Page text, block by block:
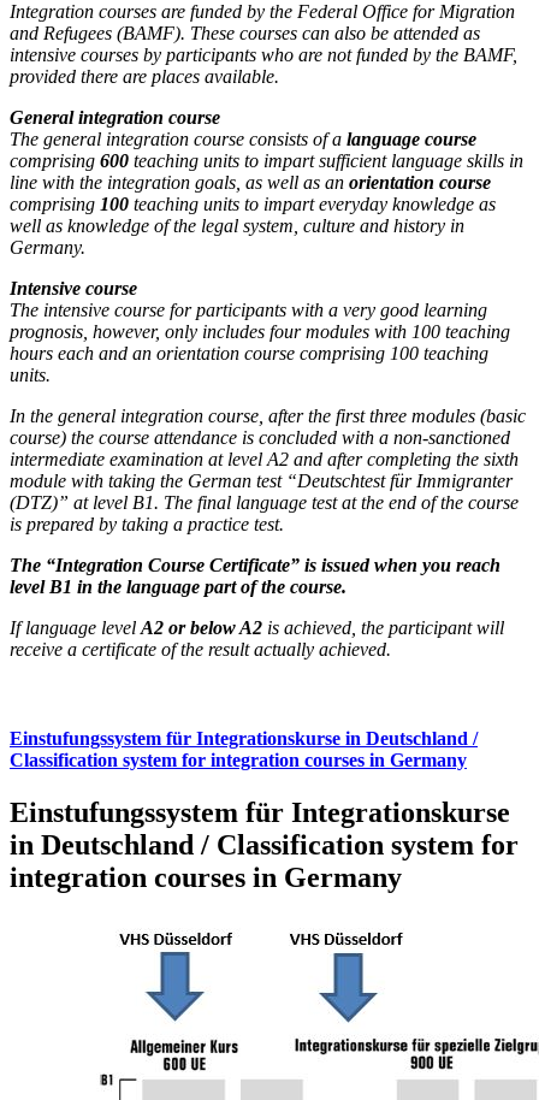
Integration courses are funded by the Federal Office for Migration
and Refugees (BAMF). These courses can also be attended as
intensive courses by participants who are not funded by the BAMF,
provided there are places available.
General integration course
The general integration course consists of a language course
comprising 600 teaching units to impart sufficient language skills in
line with the integration goals, as well as an orientation course
comprising 100 teaching units to impart everyday knowledge as
well as knowledge of the legal system, culture and history in
Germany.
Intensive course
The intensive course for participants with a very good learning
prognosis, however, only includes four modules with 100 teaching
hours each and an orientation course comprising 100 teaching
units.
In the general integration course, after the first three modules (basic
course) the course attendance is concluded with a non-sanctioned
intermediate examination at level A2 and after completing the sixth
module with taking the German test “Deutschtest für Immigranter
(DTZ)” at level B1. The final language test at the end of the course
is prepared by taking a practice test.
The “Integration Course Certificate” is issued when you reach
level B1 in the language part of the course.
If language level A2 or below A2 is achieved, the participant will
receive a certificate of the result actually achieved.
Einstufungssystem für Integrationskurse in Deutschland /
Classification system for integration courses in Germany
Einstufungssystem für Integrationskurse
in Deutschland / Classification system for
integration courses in Germany